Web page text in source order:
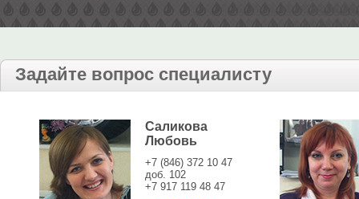
Задайте вопрос специалисту
Саликова
Любовь
+7 (846) 372 10 47
доб. 102
+7 917 119 48 47